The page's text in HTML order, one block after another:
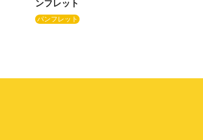
ンフレット
パンフレット